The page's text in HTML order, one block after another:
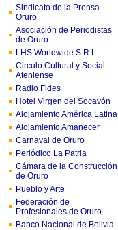
Sindicato de la Prensa
Oruro
Asociación de Periodistas
de Oruro
LHS Worldwide S.R.L
Circulo Cultural y Social
Ateniense
Radio Fides
Hotel Virgen del Socavón
Alojamiento América Latina
Alojamiento Amanecer
Carnaval de Oruro
Periódico La Patria
Cámara de la Construcción
de Oruro
Pueblo y Arte
Federación de
Profesionales de Oruro
Banco Nacional de Bolivia